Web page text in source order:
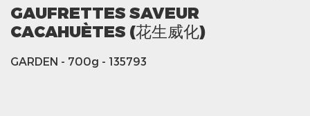
GAUFRETTES SAVEUR
CACAHUÈTES (花生威化)
GARDEN - 700g - 135793